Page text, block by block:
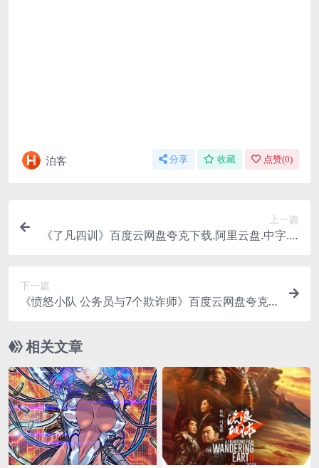
泊客 分享 收藏 点赞(0)
上一篇
《了凡四训》百度云网盘夸克下载.阿里云盘.中字.(2
下一篇
《愤怒小队 公务员与7个欺诈师》百度云网盘夸克
相关文章